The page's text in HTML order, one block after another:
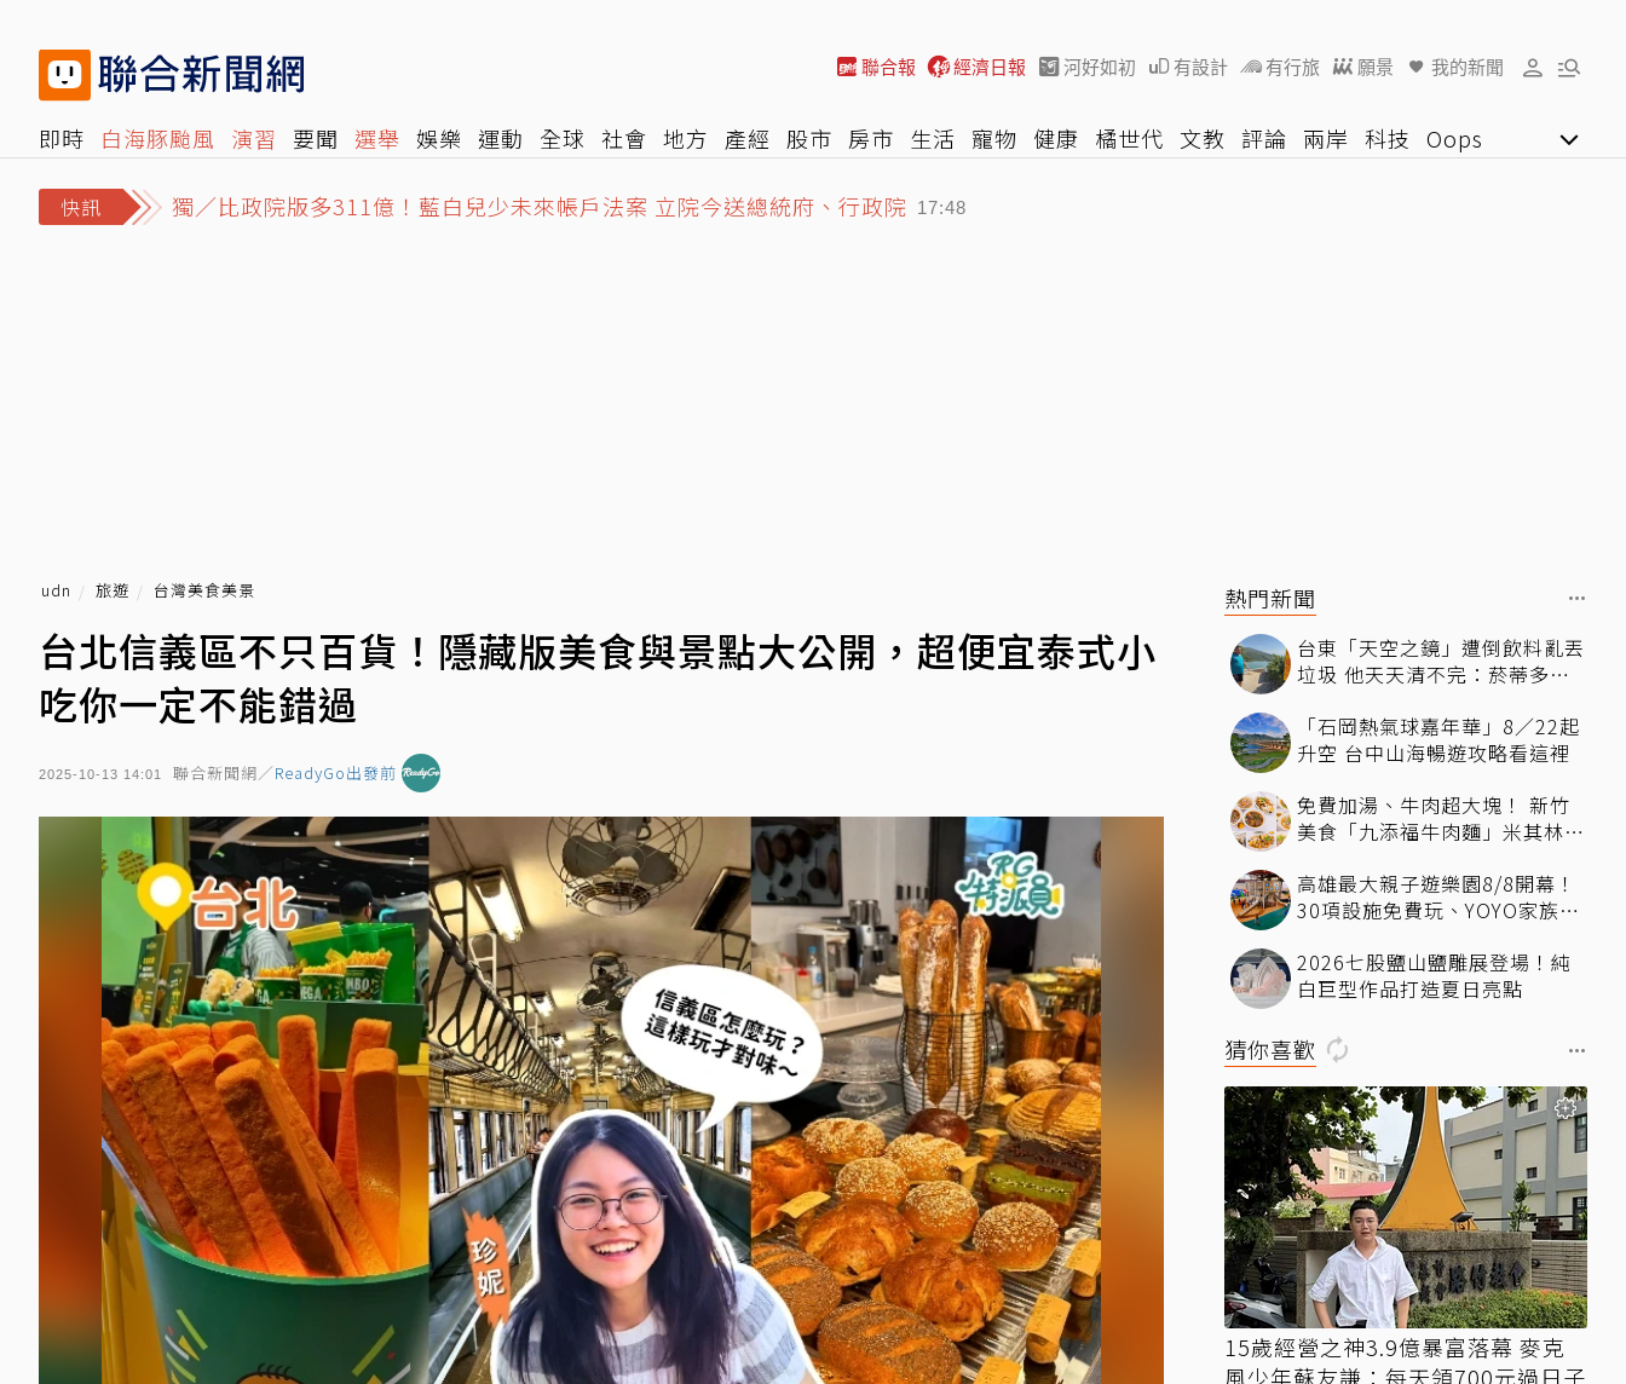
聯合報 經濟日報 河好如初 有設計 有行旅 願景 我的新聞
即時 白海豚颱風 演習 要聞 選舉 娛樂 運動 全球 社會 地方 產經 股市 房市 生活 寵物 健康 橘世代 文教 評論 兩岸 科技 Oops
快訊 獨／比政院版多311億！藍白兒少未來帳戶法案 立院今送總統府、行政院 17:48
udn 旅遊 台灣美食美景
台北信義區不只百貨！隱藏版美食與景點大公開，超便宜泰式小
吃你一定不能錯過
2025-10-13 14:01 聯合新聞網／ReadyGo出發前
熱門新聞
台東「天空之鏡」遭倒飲料亂丟
垃圾 他天天清不完：菸蒂多到
「石岡熱氣球嘉年華」8／22起
升空 台中山海暢遊攻略看這裡
免費加湯、牛肉超大塊！ 新竹
美食「九添福牛肉麵」米其林必
高雄最大親子遊樂園8/8開幕！
30項設施免費玩、YOYO家族嗨
2026七股鹽山鹽雕展登場！純
白巨型作品打造夏日亮點
猜你喜歡
15歲經營之神3.9億暴富落幕 麥克
風少年蘇友謙：每天領700元過日子